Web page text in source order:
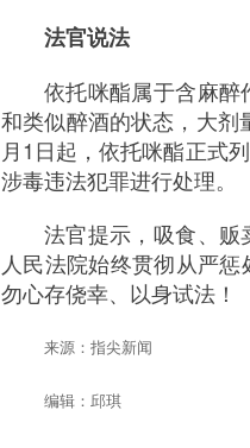
法官说法
依托咪酯属于含麻
和类似醉酒的状态，大剂
月1日起，依托咪酯正式
涉毒违法犯罪进行处理。
法官提示，吸食、贩
人民法院始终贯彻从严
勿心存侥幸、以身试法！
来源：指尖新闻
编辑：邱琪